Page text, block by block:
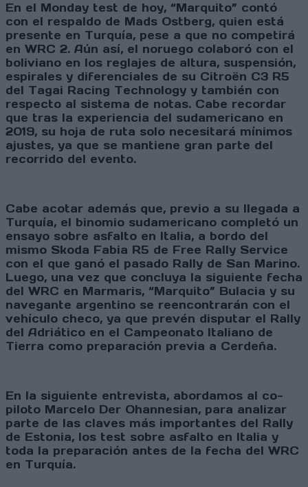
En el Monday test de hoy, “Marquito” contó
con el respaldo de Mads Ostberg, quien está
presente en Turquía, pese a que no competirá
en WRC 2. Aún así, el noruego colaboró con el
boliviano en los reglajes de altura, suspensión,
espirales y diferenciales de su Citroën C3 R5
del Tagai Racing Technology y también con
respecto al sistema de notas. Cabe recordar
que tras la experiencia del sudamericano en
2019, su hoja de ruta solo necesitará mínimos
ajustes, ya que se mantiene gran parte del
recorrido del evento.
Cabe acotar además que, previo a su llegada a
Turquía, el binomio sudamericano completó un
ensayo sobre asfalto en Italia, a bordo del
mismo Skoda Fabia R5 de Free Rally Service
con el que ganó el pasado Rally de San Marino.
Luego, una vez que concluya la siguiente fecha
del WRC en Marmaris, “Marquito” Bulacia y su
navegante argentino se reencontrarán con el
vehículo checo, ya que prevén disputar el Rally
del Adriático en el Campeonato Italiano de
Tierra como preparación previa a Cerdeña.
En la siguiente entrevista, abordamos al co-
piloto Marcelo Der Ohannesian, para analizar
parte de las claves más importantes del Rally
de Estonia, los test sobre asfalto en Italia y
toda la preparación antes de la fecha del WRC
en Turquía.